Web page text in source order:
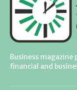
Business
financial and